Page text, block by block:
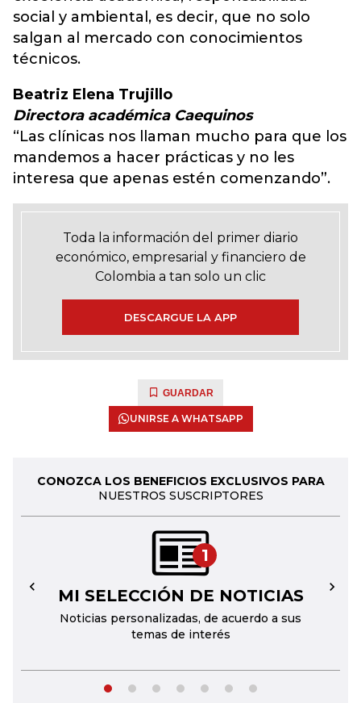
social y ambiental, es decir, que no solo
salgan al mercado con conocimientos
técnicos.
Beatriz Elena Trujillo
Directora académica Caequinos
“Las clínicas nos llaman mucho para que los
mandemos a hacer prácticas y no les
interesa que apenas estén comenzando”.
Toda la información del primer diario
económico, empresarial y financiero de
Colombia a tan solo un clic
DESCARGUE LA APP
GUARDAR
UNIRSE A WHATSAPP
CONOZCA LOS BENEFICIOS EXCLUSIVOS PARA
NUESTROS SUSCRIPTORES
1
MI SELECCIÓN DE NOTICIAS
Noticias personalizadas, de acuerdo a sus
temas de interés
← →